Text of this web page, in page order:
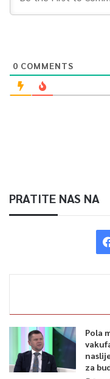
0 COMMENTS
PRATITE NAS NA
Pola
za